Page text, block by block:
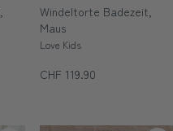
Windeltorte Badezeit,
Maus
Love Kids
CHF 119.90